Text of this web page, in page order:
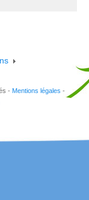
- Mentions légales -